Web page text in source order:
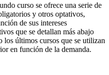
curso se ofrece una serie de
y otros optativos,
de sus intereses
que se detallan más abajo
los últimos cursos que se utilizan
en función de la demanda.